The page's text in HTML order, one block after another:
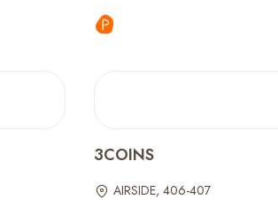
3COINS
AIRSIDE, 406-407